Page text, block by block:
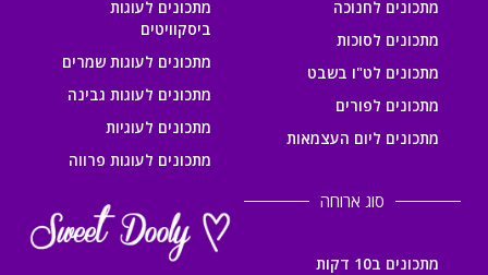
מתכונים לחנוכה
מתכונים לסוכות
מתכונים לט"ו בשבט
מתכונים לפורים
מתכונים ליום העצמאות
מתכונים לעוגות
ביסקוויטים
מתכונים לעוגות שמרים
מתכונים לעוגות גבינה
מתכונים לעוגיות
מתכונים לעוגות פרווה
סוג ארוחה
מתכונים ב10 דקות